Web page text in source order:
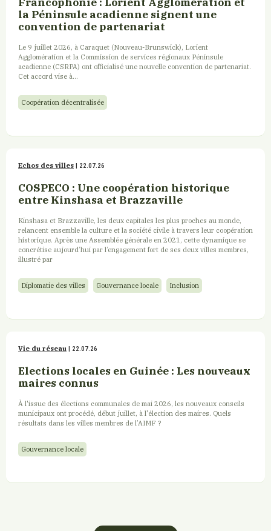
la Péninsule acadienne signent une
convention de partenariat
Le 9 juillet 2026, à Caraquet (Nouveau-Brunswick), Lorient
Agglomération et la Commission de services régionaux Péninsule
acadienne (CSRPA) ont officialisé une nouvelle convention de partenariat.
Cet accord vise à...
Coopération décentralisée
Echos des villes | 22.07.26
COSPECO : Une coopération historique
entre Kinshasa et Brazzaville
Kinshasa et Brazzaville, les deux capitales les plus proches au monde,
relancent ensemble la culture et la société civile à travers leur coopération
historique. Après une Assemblée générale en 2021, cette dynamique se
concrétise aujourd’hui par l’engagement fort de ses deux villes membres,
illustré par
Diplomatie des villes Gouvernance locale Inclusion
Vie du réseau | 22.07.26
Elections locales en Guinée : Les nouveaux
maires connus
À l'issue des élections communales de mai 2026, les nouveaux conseils
municipaux ont procédé, début juillet, à l'élection des maires. Quels
résultats dans les villes membres de l’AIMF ?
Gouvernance locale